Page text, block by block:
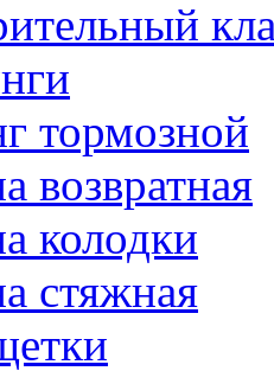
тормозной
возвратная
колодки
стяжная